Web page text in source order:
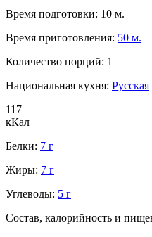
Время подготовки: 10 м.
Время приготовления: 50 м.
Количество порций: 1
Национальная кухня: Русская
117
кКал
Белки: 7 г
Жиры: 7 г
Углеводы: 5 г
Состав, калорийность и